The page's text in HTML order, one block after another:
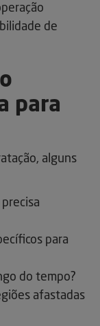
de
para
alguns
para
do tempo?
afastadas